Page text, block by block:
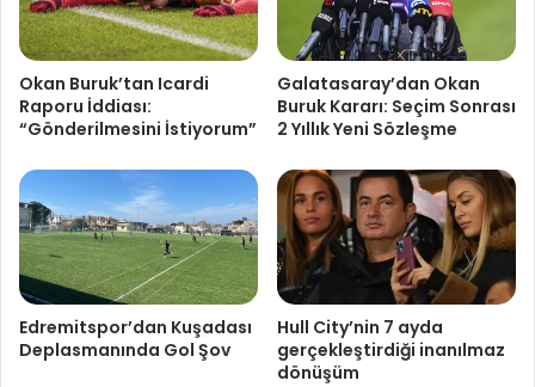
Okan Buruk’tan Icardi
Raporu İddiası:
“Gönderilmesini İstiyorum”
Galatasaray’dan Okan
Buruk Kararı: Seçim Sonrası
2 Yıllık Yeni Sözleşme
Edremitspor’dan Kuşadası
Deplasmanında Gol Şov
Hull City’nin 7 ayda
gerçekleştirdiği inanılmaz
dönüşüm